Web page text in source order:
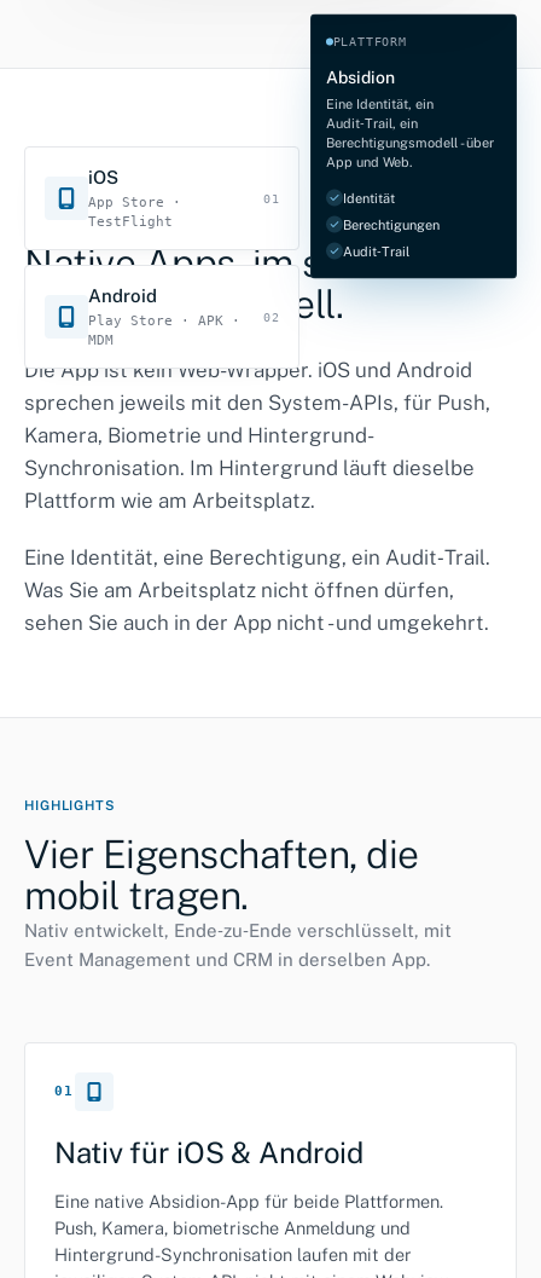
iOS
App Store ·
TestFlight
01
Android
Play Store · APK ·
MDM
02
PLATTFORM
Absidion
Eine Identität, ein
Audit‑Trail, ein
Berechtigungsmodell - über
App und Web.
Identität
Berechtigungen
Audit‑Trail
MOBIL, OHNE BRUCH
Native Apps, im selben
Sicherheitsmodell.
Die App ist kein Web-Wrapper. iOS und Android
sprechen jeweils mit den System-APIs, für Push,
Kamera, Biometrie und Hintergrund-
Synchronisation. Im Hintergrund läuft dieselbe
Plattform wie am Arbeitsplatz.
Eine Identität, eine Berechtigung, ein Audit‑Trail.
Was Sie am Arbeitsplatz nicht öffnen dürfen,
sehen Sie auch in der App nicht - und umgekehrt.
HIGHLIGHTS
Vier Eigenschaften, die
mobil tragen.
Nativ entwickelt, Ende‑zu‑Ende verschlüsselt, mit
Event Management und CRM in derselben App.
01
Nativ für iOS & Android
Eine native Absidion-App für beide Plattformen.
Push, Kamera, biometrische Anmeldung und
Hintergrund-Synchronisation laufen mit der